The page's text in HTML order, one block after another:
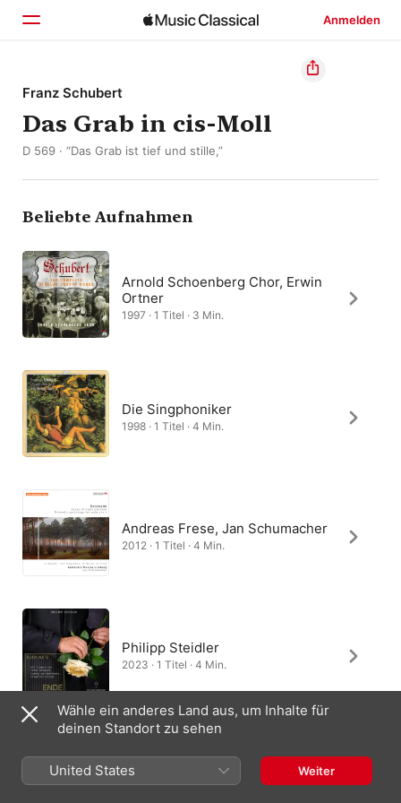
Anmelden
Startseite
Entdecken
Franz Schubert
Das Grab in cis-Moll
D 569 · “Das Grab ist tief und stille,”
Beliebte Aufnahmen
Arnold Schoenberg Chor, Erwin
Ortner
1997 · 1 Titel · 3 Min.
Die Singphoniker
1998 · 1 Titel · 4 Min.
Andreas Frese, Jan Schumacher
2012 · 1 Titel · 4 Min.
Philipp Steidler
2023 · 1 Titel · 4 Min.
Dietrich Fischer-Dieskau, Gerald
Moore
Wähle ein anderes Land aus, um Inhalte für
deinen Standort zu sehen
United States Weiter